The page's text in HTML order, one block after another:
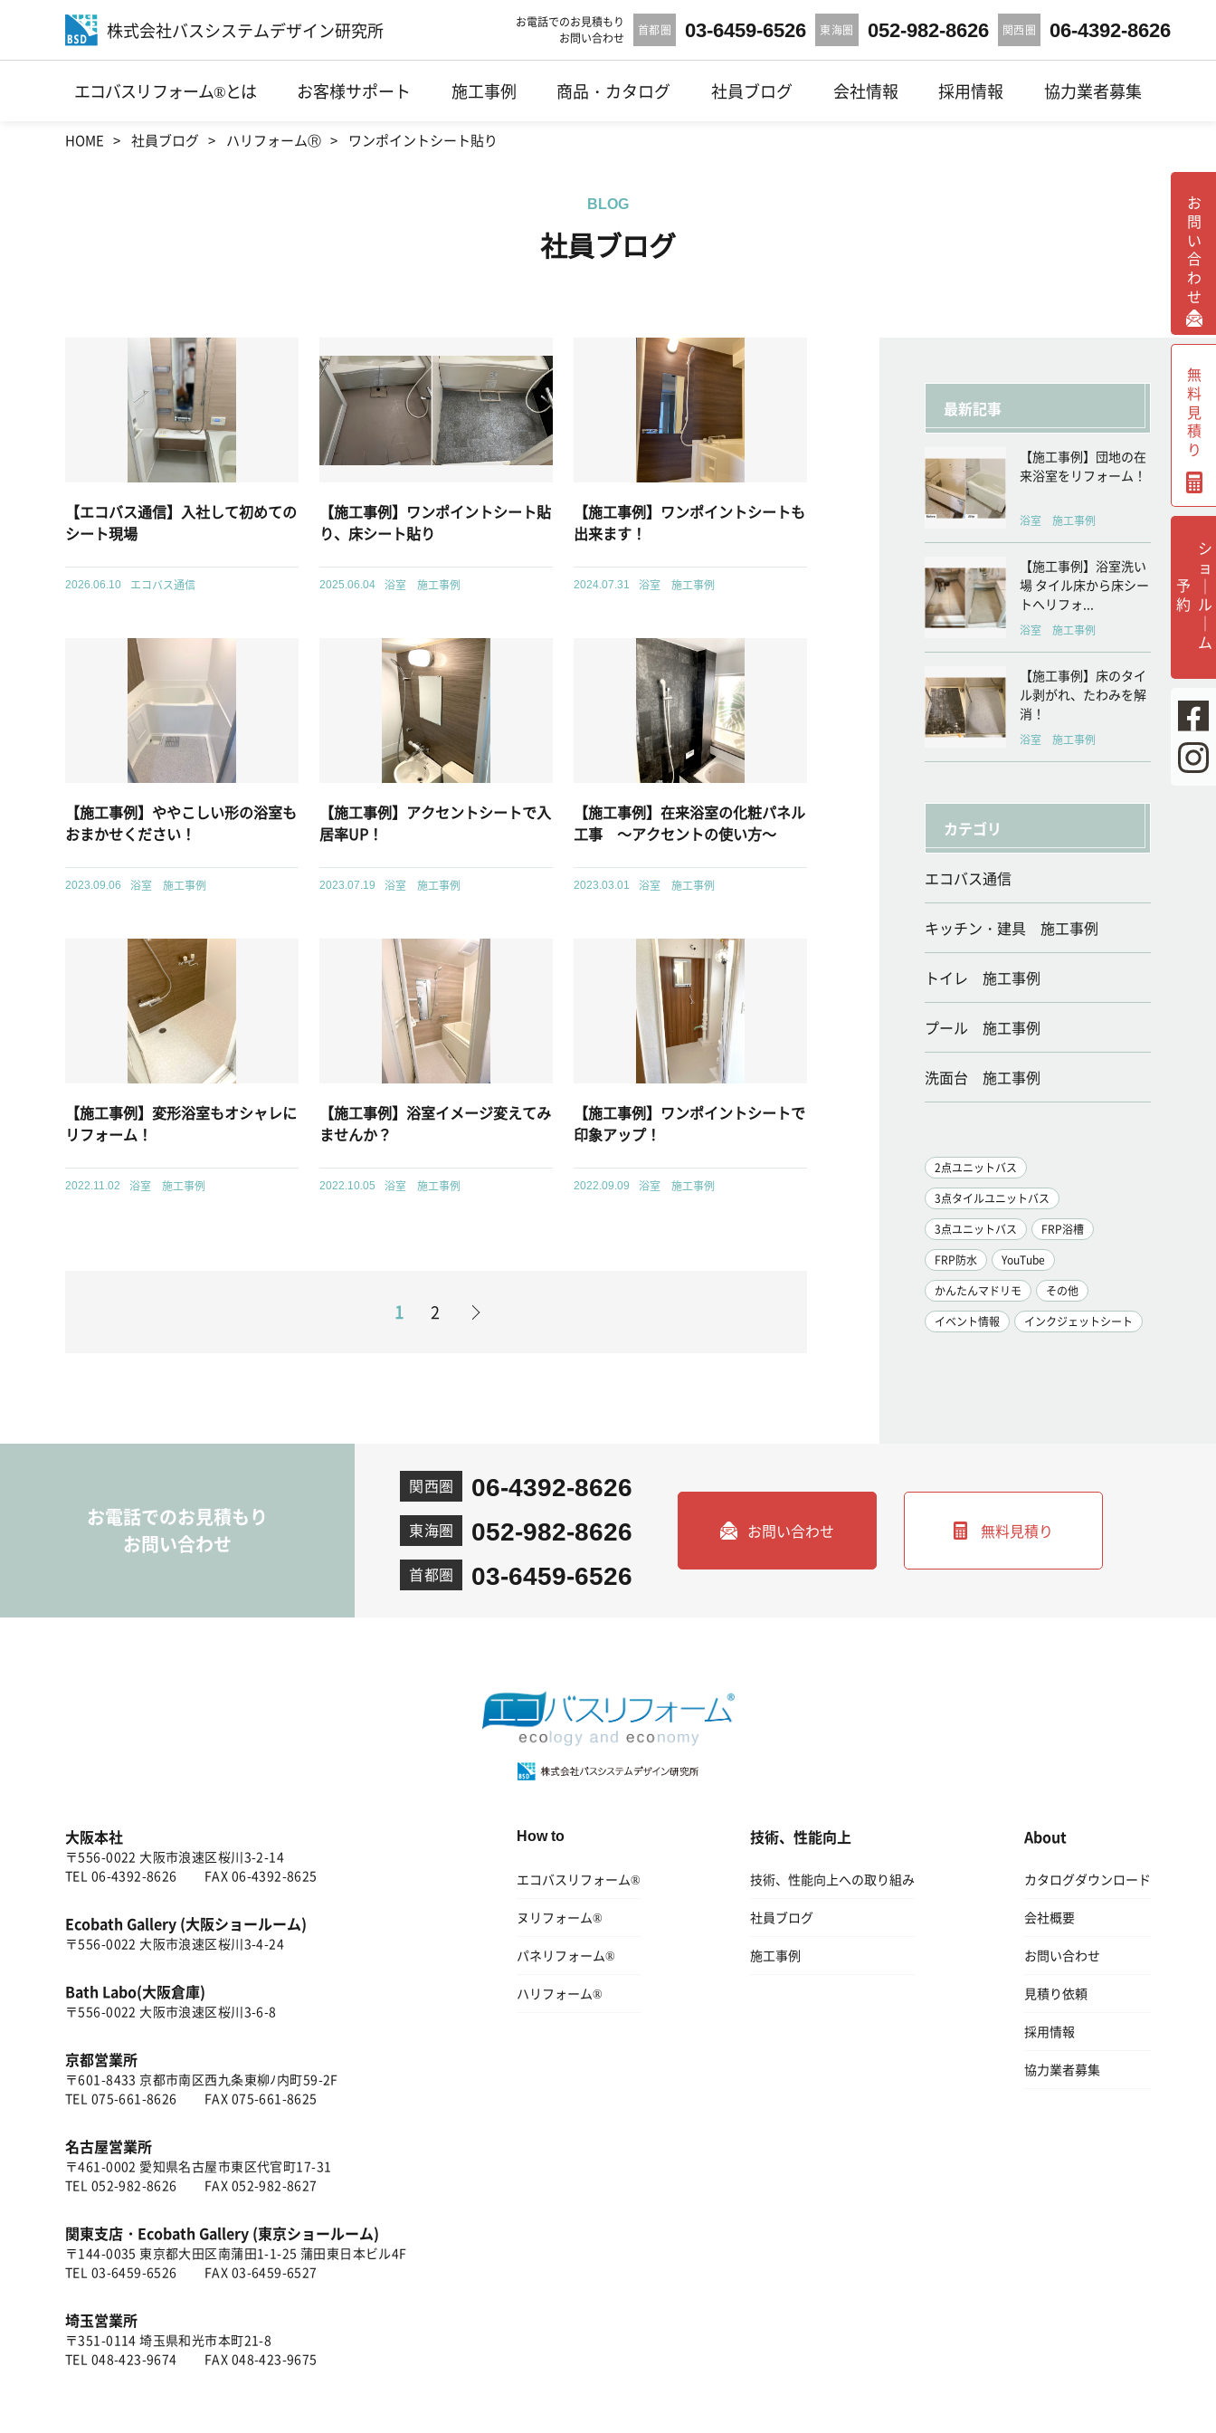
株式会社バスシステムデザイン研究所
エコバスリフォーム®とは お客様サポート 施工事例 商品・カタログ 社員ブログ 会社情報 採用情報 協力業者募集
お電話でのお見積もり
お問い合わせ
首都圏 03-6459-6526 東海圏 052-982-8626 関西圏 06-4392-8626
HOME 社員ブログ ハリフォームⓇ ワンポイントシート貼り
BLOG
社員ブログ
【エコバス通信】入社して初めての
シート現場
2026.06.10 エコバス通信
【施工事例】ワンポイントシート貼
り、床シート貼り
2025.06.04 浴室 施工事例
【施工事例】ワンポイントシートも
出来ます！
2024.07.31 浴室 施工事例
【施工事例】ややこしい形の浴室も
おまかせください！
2023.09.06 浴室 施工事例
【施工事例】アクセントシートで入
居率UP！
2023.07.19 浴室 施工事例
【施工事例】在来浴室の化粧パネル
工事 ～アクセントの使い方～
2023.03.01 浴室 施工事例
【施工事例】変形浴室もオシャレに
リフォーム！
2022.11.02 浴室 施工事例
【施工事例】浴室イメージ変えてみ
ませんか？
2022.10.05 浴室 施工事例
【施工事例】ワンポイントシートで
印象アップ！
2022.09.09 浴室 施工事例
1 2
最新記事
【施工事例】団地の在
来浴室をリフォーム！
浴室 施工事例
【施工事例】浴室洗い
場 タイル床から床シー
トへリフォ...
浴室 施工事例
【施工事例】床のタイ
ル剥がれ、たわみを解
消！
浴室 施工事例
カテゴリ
エコバス通信
キッチン・建具 施工事例
トイレ 施工事例
プール 施工事例
洗面台 施工事例
2点ユニットバス
3点タイルユニットバス
3点ユニットバス
FRP浴槽
FRP防水
YouTube
かんたんマドリモ
その他
イベント情報
インクジェットシート
お電話でのお見積もり
お問い合わせ
関西圏 06-4392-8626
東海圏 052-982-8626
首都圏 03-6459-6526
お問い合わせ 無料見積り
お問い合わせ
無料見積り
シ
ョ
｜ ル
｜
ム
予
約
大阪本社
〒556-0022 大阪市浪速区桜川3-2-14
TEL 06-4392-8626 FAX 06-4392-8625
Ecobath Gallery (大阪ショールーム)
〒556-0022 大阪市浪速区桜川3-4-24
Bath Labo(大阪倉庫)
〒556-0022 大阪市浪速区桜川3-6-8
京都営業所
〒601-8433 京都市南区西九条東柳ﾉ内町59-2F
TEL 075-661-8626 FAX 075-661-8625
名古屋営業所
〒461-0002 愛知県名古屋市東区代官町17-31
TEL 052-982-8626 FAX 052-982-8627
関東支店・Ecobath Gallery (東京ショールーム)
〒144-0035 東京都大田区南蒲田1-1-25 蒲田東日本ビル4F
TEL 03-6459-6526 FAX 03-6459-6527
埼玉営業所
〒351-0114 埼玉県和光市本町21-8
TEL 048-423-9674 FAX 048-423-9675
How to
エコバスリフォーム®
ヌリフォーム®
パネリフォーム®
ハリフォーム®
技術、性能向上
技術、性能向上への取り組み
社員ブログ
施工事例
About
カタログダウンロード
会社概要
お問い合わせ
見積り依頼
採用情報
協力業者募集